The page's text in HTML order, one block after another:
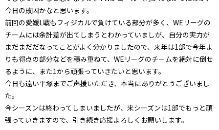
今日の敗因かなと思います。
前回の愛媛L戦もフィジカルで負けている部分が多く、WEリーグの
チームには余計差が出てしまうとわかっていましが、自分の実力が
まだまだだなってことがよく分かりましたので、来年は1部で今年よ
りも得点の部分などを積み重ねて、WEリーグのチームを絶対に倒せ
るように、また1から頑張っていきたいと思います。
今日も遠い平塚までご声援いただき、本当にありがとうございまし
た。
今シーズンは終わってしまいましたが、来シーズンは1部でもっと頑
張っていきますので、引き続き応援よろしくお願いします。